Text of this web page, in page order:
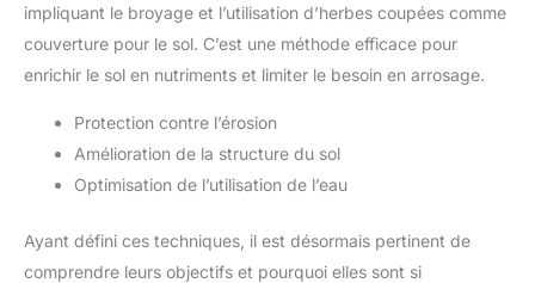
impliquant le broyage et l’utilisation d’herbes coupées comme
couverture pour le sol. C’est une méthode efficace pour
enrichir le sol en nutriments et limiter le besoin en arrosage.
Protection contre l’érosion
Amélioration de la structure du sol
Optimisation de l’utilisation de l’eau
Ayant défini ces techniques, il est désormais pertinent de
comprendre leurs objectifs et pourquoi elles sont si